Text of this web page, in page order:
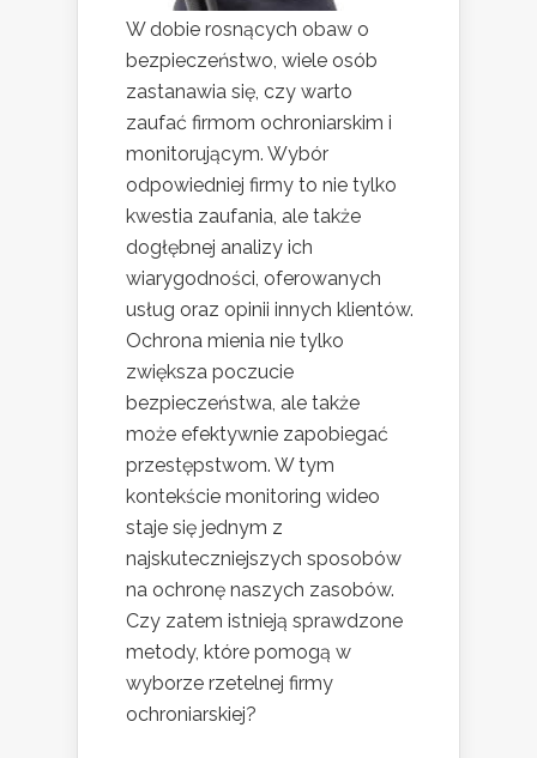
W dobie rosnących obaw o
bezpieczeństwo, wiele osób
zastanawia się, czy warto
zaufać firmom ochroniarskim i
monitorującym. Wybór
odpowiedniej firmy to nie tylko
kwestia zaufania, ale także
dogłębnej analizy ich
wiarygodności, oferowanych
usług oraz opinii innych klientów.
Ochrona mienia nie tylko
zwiększa poczucie
bezpieczeństwa, ale także
może efektywnie zapobiegać
przestępstwom. W tym
kontekście monitoring wideo
staje się jednym z
najskuteczniejszych sposobów
na ochronę naszych zasobów.
Czy zatem istnieją sprawdzone
metody, które pomogą w
wyborze rzetelnej firmy
ochroniarskiej?